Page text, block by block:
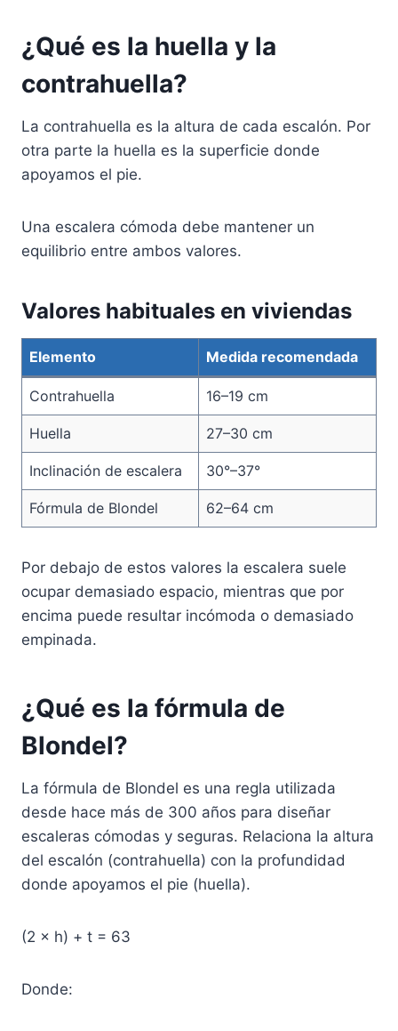
¿Qué es la huella y la
contrahuella?
La contrahuella es la altura de cada escalón. Por
otra parte la huella es la superficie donde
apoyamos el pie.
Una escalera cómoda debe mantener un
equilibrio entre ambos valores.
Valores habituales en viviendas
Elemento Medida recomendada
Contrahuella 16–19 cm
Huella 27–30 cm
Inclinación de escalera 30°–37°
Fórmula de Blondel 62–64 cm
Por debajo de estos valores la escalera suele
ocupar demasiado espacio, mientras que por
encima puede resultar incómoda o demasiado
empinada.
¿Qué es la fórmula de
Blondel?
La fórmula de Blondel es una regla utilizada
desde hace más de 300 años para diseñar
escaleras cómodas y seguras. Relaciona la altura
del escalón (contrahuella) con la profundidad
donde apoyamos el pie (huella).
(2 × h) + t = 63
Donde: